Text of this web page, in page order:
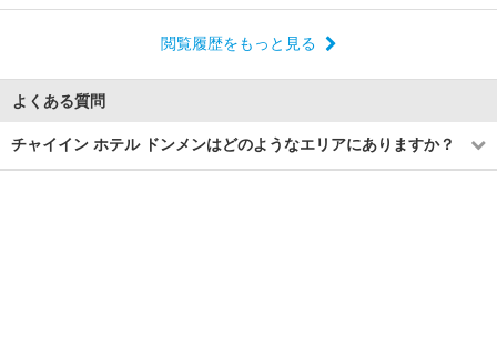
閲覧履歴をもっと見る
よくある質問
チャイイン ホテル ドンメンはどのようなエリアにありますか？